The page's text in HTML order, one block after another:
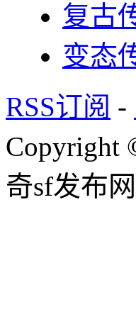
复古
变态
RSS订阅 -
Copyright
奇sf发布